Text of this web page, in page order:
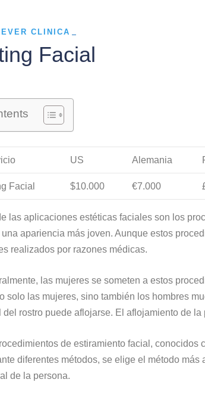
CLINICA
Facial
US Alemania
Facial $10.000 €7.000
las aplicaciones estéticas faciales son los
apariencia más joven. Aunque estos
realizados por razones médicas.
las mujeres se someten a estos
solo las mujeres, sino también los hombres
del rostro puede aflojarse. El aflojamiento de
de estiramiento facial,
diferentes métodos, se elige el método
de la persona.